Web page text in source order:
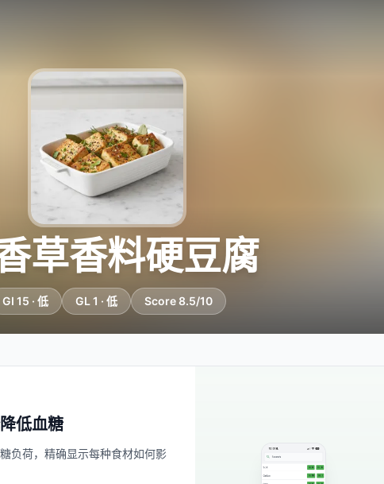
草香料硬豆腐
GI 15 · 低 GL 1 · 低 Score 8.5/10
低血糖
负荷，精确显示每种食材如何影